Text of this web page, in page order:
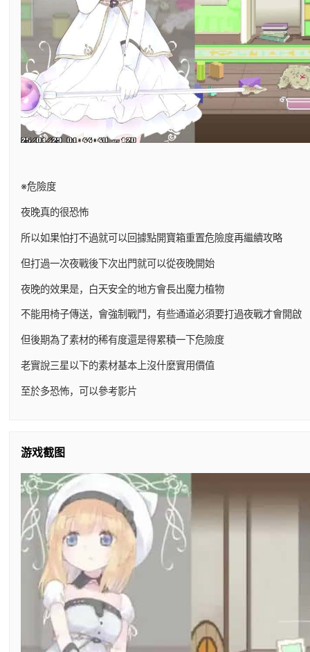
※危險度
夜晚真的很恐怖
所以如果怕打不過就可以回據點開寶箱重置危險度再繼續攻略
但打過一次夜戰後下次出門就可以從夜晚開始
夜晚的效果是，白天安全的地方會長出魔力植物
不能用椅子傳送，會強制戰鬥，有些通道必須要打過夜戰才會開啟
但後期為了素材的稀有度還是得累積一下危險度
老實說三星以下的素材基本上沒什麼實用價值
至於多恐怖，可以參考影片
游戏截图